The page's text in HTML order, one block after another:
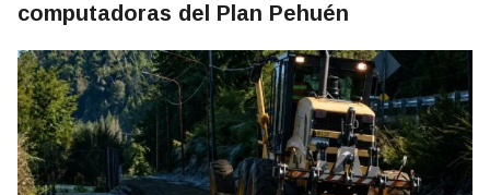
computadoras del Plan Pehuén